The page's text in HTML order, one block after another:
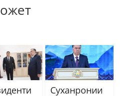
Суханронии